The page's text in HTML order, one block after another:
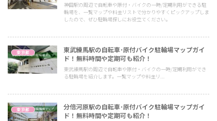
神田駅の周辺で自転車や原付・バイクの一時/定期利用ができる駐
輪場を、一覧マップや料金リストで分かりやすくピックアップしま
したので、ぜひ駐輪場探しにお役立てください。
東京都
東武練馬駅の自転車･原付バイク駐輪場マップガイ
ド！無料時間や定期可も紹介！
東武練馬駅の周辺で自転車や原付・バイクの一時/定期利用ができ
る駐輪場を紹介します。一覧マップや料金リ...
東京都
分倍河原駅の自転車･原付バイク駐輪場マップガイ
ド！無料時間や定期可も紹介！